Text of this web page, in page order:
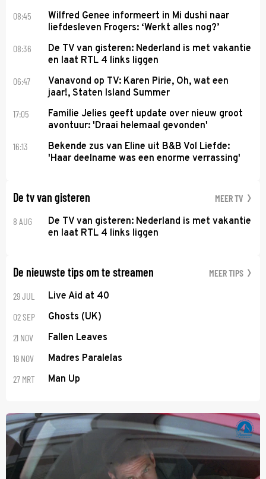
08:45
Wilfred Genee informeert in Mi dushi naar
liefdesleven Frogers: ‘Werkt alles nog?’
08:36
De TV van gisteren: Nederland is met vakantie
en laat RTL 4 links liggen
06:47
Vanavond op TV: Karen Pirie, Oh, wat een
jaar!, Staten Island Summer
17:05
Familie Jelies geeft update over nieuw groot
avontuur: 'Draai helemaal gevonden'
16:13
Bekende zus van Eline uit B&B Vol Liefde:
'Haar deelname was een enorme verrassing'
De tv van gisteren MEER TV
8 AUG
De TV van gisteren: Nederland is met vakantie
en laat RTL 4 links liggen
De nieuwste tips om te streamen MEER TIPS
29 JUL Live Aid at 40
02 SEP Ghosts (UK)
21 NOV Fallen Leaves
19 NOV Madres Paralelas
27 MRT Man Up